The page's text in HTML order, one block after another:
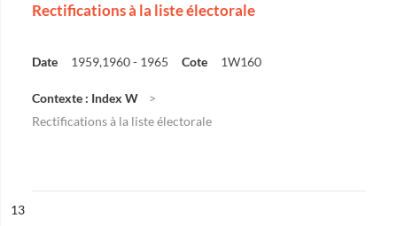
Rectifications à la liste électorale
Date 1959,1960 - 1965 Cote 1W160
Contexte : Index W
Rectifications à la liste électorale
n°
13